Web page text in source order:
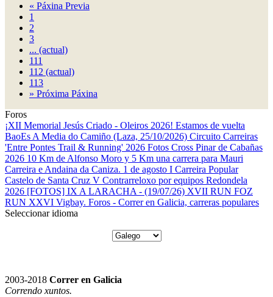
« Páxina Previa
1
2
3
... (actual)
111
112 (actual)
113
» Próxima Páxina
Foros
¡XII Memorial Jesús Criado - Oleiros 2026! Estamos de vuelta
BaoEsA Media do Camiño (Laza, 25/10/2026) Circuito Carreiras
'Entre Pontes Trail & Running' 2026 Fotos Cross Pinar de Cabañas
2026 10 Km de Alfonso Moro y 5 Km una carrera para Mauri
Carreira e Andaina da Caniza. 1 de agosto I Carreira Popular
Castelo de Santa Cruz V Contrarreloxo por equipos Redondela
2026 [FOTOS] IX A LARACHA - (19/07/26) XVII RUN FOZ
RUN XXVI Vigbay. Foros - Correr en Galicia, carreras populares
Seleccionar idioma
2003-2018 Correr en Galicia
Correndo xuntos.